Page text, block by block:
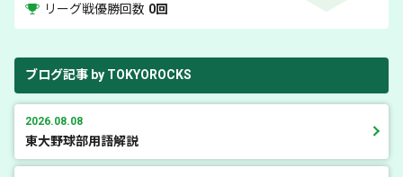
リーグ戦優勝回数 0回
ブログ記事 by TOKYOROCKS
2026.08.08
東大野球部用語解説